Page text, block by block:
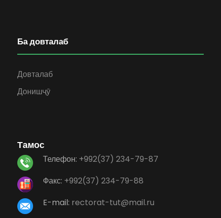
Ба довталаб
Довталаб
Донишҷӯ
Тамос
Телефон: +992(37) 234-79-87
Факс: +992(37) 234-79-88
E-mail: rectorat-tut@mail.ru